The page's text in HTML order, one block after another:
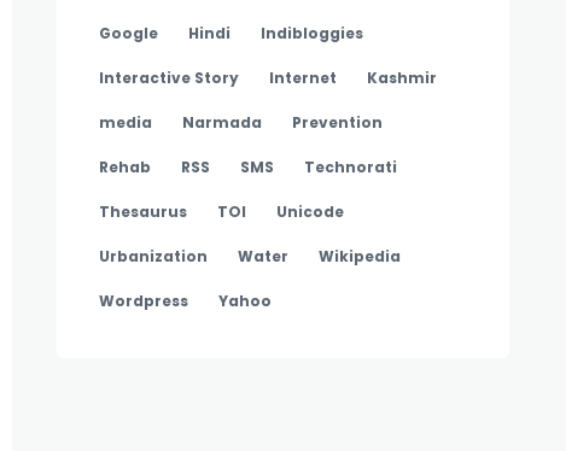
Google Hindi Indibloggies
Interactive Story Internet Kashmir
media Narmada Prevention
Rehab RSS SMS Technorati
Thesaurus TOI Unicode
Urbanization Water Wikipedia
Wordpress Yahoo